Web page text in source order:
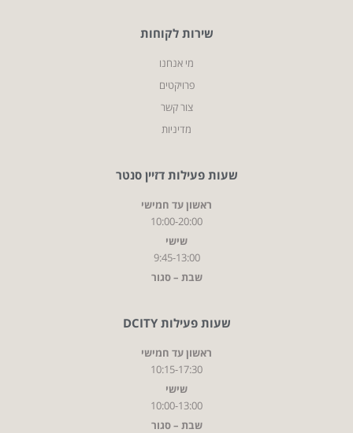
שירות לקוחות
מי אנחנו
פרויקטים
צור קשר
מדיניות
שעות פעילות דזיין סנטר
ראשון עד חמישי
10:00-20:00
שישי
9:45-13:00
שבת – סגור
שעות פעילות DCITY
ראשון עד חמישי
10:15-17:30
שישי
10:00-13:00
שבת – סגור